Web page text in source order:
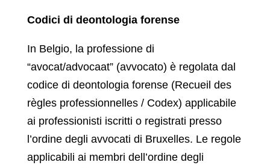
Codici di deontologia forense
In Belgio, la professione di
“avocat/advocaat” (avvocato) è regolata dal
codice di deontologia forense (Recueil des
règles professionnelles / Codex) applicabile
ai professionisti iscritti o registrati presso
l’ordine degli avvocati di Bruxelles. Le regole
applicabili ai membri dell’ordine degli